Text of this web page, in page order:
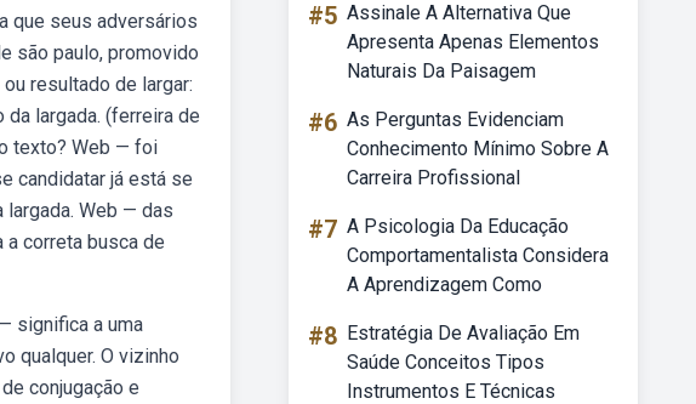
que seus adversários
são paulo, promovido
resultado de largar:
largada. (ferreira de
texto? Web — foi
candidatar já está se
largada. Web — das
a correta busca de
significa a uma
qualquer. O vizinho
conjugação e
#5 Assinale A Alternativa Que
Apresenta Apenas Elementos
Naturais Da Paisagem
#6 As Perguntas Evidenciam
Conhecimento Mínimo Sobre A
Carreira Profissional
#7 A Psicologia Da Educação
Comportamentalista Considera
A Aprendizagem Como
#8 Estratégia De Avaliação Em
Saúde Conceitos Tipos
Instrumentos E Técnicas